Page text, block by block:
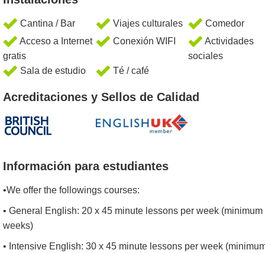
Cantina / Bar Viajes culturales
Comedor
Acceso a Internet
gratis
Conexión WIFI
Actividades
sociales
Sala de estudio
Té / café
Acreditaciones y Sellos de Calidad
Información para estudiantes
•We offer the followings courses:
• General English: 20 x 45 minute lessons per week (minimum
weeks)
• Intensive English: 30 x 45 minute lessons per week